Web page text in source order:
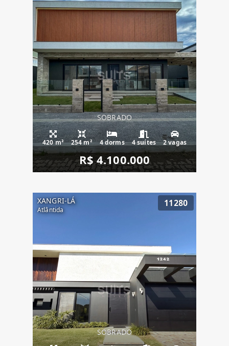
SOBRADO
420 m² 254 m² 4 dorms 4 suítes 2 vagas
R$ 4.100.000
XANGRI-LÁ
Atlântida
11280
SOBRADO